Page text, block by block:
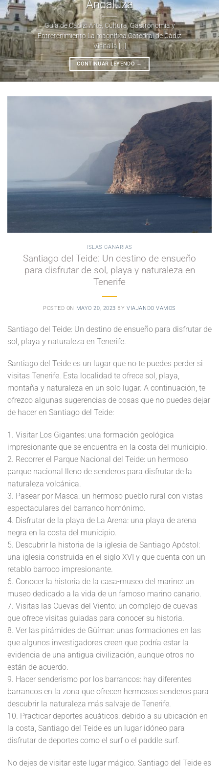
Andaluza
Guía de Cádiz: Arte, Cultura, Gastronomía y
Entretenimiento La magnífica Catedral de Cádiz
Visita la [...]
CONTINUAR LEYENDO →
ISLAS CANARIAS
Santiago del Teide: Un destino de ensueño
para disfrutar de sol, playa y naturaleza en
Tenerife
POSTED ON MAYO 20, 2023 BYVIAJANDO VAMOS
Santiago del Teide: Un destino de ensueño para disfrutar de
sol, playa y naturaleza en Tenerife.
Santiago del Teide es un lugar que no te puedes perder si
visitas Tenerife. Esta localidad te ofrece sol, playa,
montaña y naturaleza en un solo lugar. A continuación, te
ofrezco algunas sugerencias de cosas que no puedes dejar
de hacer en Santiago del Teide:
1. Visitar Los Gigantes: una formación geológica
impresionante que se encuentra en la costa del municipio.
2. Recorrer el Parque Nacional del Teide: un hermoso
parque nacional lleno de senderos para disfrutar de la
naturaleza volcánica.
3. Pasear por Masca: un hermoso pueblo rural con vistas
espectaculares del barranco homónimo.
4. Disfrutar de la playa de La Arena: una playa de arena
negra en la costa del municipio.
5. Descubrir la historia de la iglesia de Santiago Apóstol:
una iglesia construida en el siglo XVI y que cuenta con un
retablo barroco impresionante.
6. Conocer la historia de la casa-museo del marino: un
museo dedicado a la vida de un famoso marino canario.
7. Visitas las Cuevas del Viento: un complejo de cuevas
que ofrece visitas guiadas para conocer su historia.
8. Ver las pirámides de Güímar: unas formaciones en las
que algunos investigadores creen que podría estar la
evidencia de una antigua civilización, aunque otros no
están de acuerdo.
9. Hacer senderismo por los barrancos: hay diferentes
barrancos en la zona que ofrecen hermosos senderos para
descubrir la naturaleza más salvaje de Tenerife.
10. Practicar deportes acuáticos: debido a su ubicación en
la costa, Santiago del Teide es un lugar idóneo para
disfrutar de deportes como el surf o el paddle surf.
No dejes de visitar este lugar mágico. Santiago del Teide es